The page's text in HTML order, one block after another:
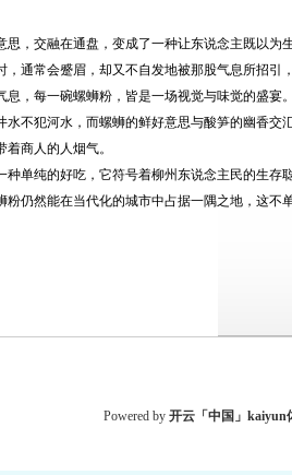
思，交融在通盘，变成了一种让东说念主既以为
，通常会蹙眉，却又不自发地被那股气息所招引
息，每一碗螺蛳粉，皆是一场视觉与味觉的盛宴
水不犯河水，而螺蛳的鲜好意思与酸笋的幽香交
商人的人烟气。
种单纯的好吃，它符号着柳州东说念主民的生存
粉仍然能在当代化的城市中占据一隅之地，这不
Powered by 开云「中国」kaiyun